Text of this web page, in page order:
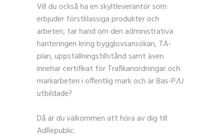
Vill du också ha en skyltleverantör som
erbjuder förstklassiga produkter och
arbeten, tar hand om den administrativa
hanteringen kring bygglovsansökan, TA-
plan, uppställningstillstånd samt även
innehar certifikat för Trafikanordningar och
markarbeten i offentlig mark och är Bas-P/U
utbildade?
Då är du välkommen att höra av dig till
AdRepublic.